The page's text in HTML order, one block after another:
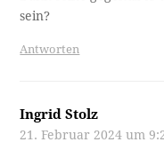
sein?
Antworten
Ingrid Stolz
21. Februar 2024 um